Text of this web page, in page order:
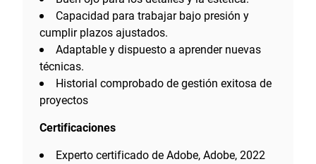
Capacidad para trabajar bajo presión y
cumplir plazos ajustados.
Adaptable y dispuesto a aprender nuevas
técnicas.
Historial comprobado de gestión exitosa de
proyectos
Certificaciones
Experto certificado de Adobe, Adobe, 2022